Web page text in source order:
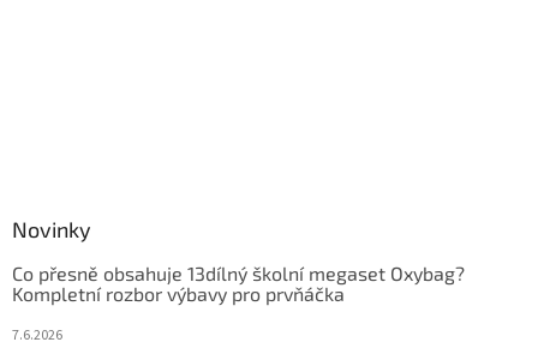
Novinky
Co přesně obsahuje 13dílný školní megaset Oxybag?
Kompletní rozbor výbavy pro prvňáčka
7.6.2026